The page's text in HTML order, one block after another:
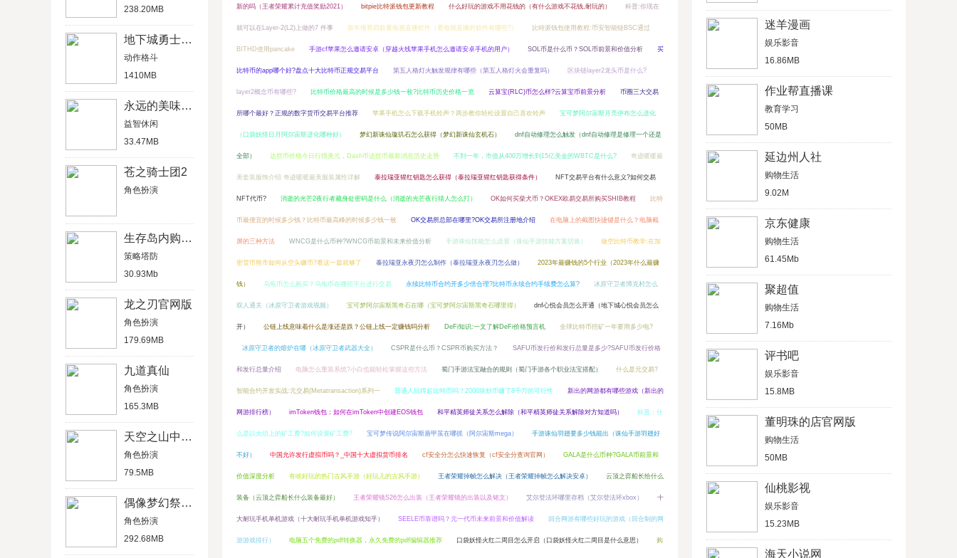
238.20MB
地下城勇士官网版
动作格斗
1410MB
永远的美味星球4破解版
益智休闲
33.47MB
苍之骑士团2
角色扮演
生存岛内购破解版
策略塔防
30.93Mb
龙之刃官网版
角色扮演
179.69MB
九道真仙
角色扮演
165.3MB
天空之山中文破解版
角色扮演
79.5MB
偶像梦幻祭2官方版
角色扮演
292.68MB
新的吗（王者荣耀累计充值奖励2021） bitpie比特派钱包更新教程 什么好玩的游戏不用花钱的（有什么游戏不花钱,耐玩的） 科普:你现在
就可以在Layer-2(L2)上做的7 件事 新年推荐四款看电视直播软件（看电视直播的软件有哪些?） 比特派钱包使用教程:币安智能链BSC通过
BITHD使用pancake 手游cf苹果怎么邀请安卓（穿越火线苹果手机怎么邀请安卓手机的用户） SOL币是什么币？SOL币前景和价值分析 买
比特币的app哪个好?盘点十大比特币正规交易平台 第五人格灯火触发规律有哪些（第五人格灯火会重复吗） 区块链layer2龙头币是什么?
layer2概念币有哪些? 比特币价格最高的时候是多少钱一枚?比特币历史价格一览 云算宝(RLC)币怎么样?云算宝币前景分析 币圈三大交易
所哪个最好？正规的数字货币交易平台推荐 苹果手机怎么下载手机铃声？两步教你轻松设置自己喜欢铃声 宝可梦阿尔宙斯月亮伊布怎么进化
（口袋妖怪日月阿尔宙斯进化哪种好） 梦幻新诛仙璇玑石怎么获得（梦幻新诛仙玄机石） dnf自动修理怎么触发（dnf自动修理是修理一个还是
全部） 达世币价格今日行情美元，Dash币达世币最新消息历史走势 不到一年，市值从400万增长到15亿美金的WBTC是什么? 奇迹暖暖最
美套装服饰介绍 奇迹暖暖最美服装属性详解 泰拉瑞亚猩红钥匙怎么获得（泰拉瑞亚猩红钥匙获得条件） NFT交易平台有什么意义?如何交易
NFT代币? 消逝的光芒2夜行者藏身处密码是什么（消逝的光芒夜行猎人怎么打） OK如何买柴犬币？OKEX欧易交易所购买SHIB教程 比特
币最便宜的时候多少钱？比特币最高峰的时候多少钱一枚 OK交易所总部在哪里?OK交易所注册地介绍 在电脑上的截图快捷键是什么？电脑截
屏的三种方法 WNCG是什么币种?WNCG币前景和未来价值分析 手游诛仙技能怎么设置（诛仙手游技能方案切换） 做空比特币教学:在加
密货币熊市如何从空头赚币?看这一篇就够了 泰拉瑞亚永夜刃怎么制作（泰拉瑞亚永夜刃怎么做） 2023年最赚钱的5个行业（2023年什么最赚
钱） 乌龟币怎么购买？乌龟币在哪些平台进行交易 永续比特币合约开多少倍合理?比特币永续合约手续费怎么算? 冰原守卫者博克村怎么
双人通关（冰原守卫者游戏视频） 宝可梦阿尔宙斯黑奇石在哪（宝可梦阿尔宙斯黑奇石哪里得） dnf心悦会员怎么开通（地下城心悦会员怎么
开） 公链上线意味着什么是涨还是跌？公链上线一定赚钱吗分析 DeFi知识:一文了解DeFi价格预言机 全球比特币挖矿一年要用多少电?
冰原守卫者的熔炉在哪（冰原守卫者武器大全） CSPR是什么币？CSPR币购买方法？ SAFU币发行价和发行总量是多少?SAFU币发行价格
和发行总量介绍 电脑怎么重装系统?小白也能轻松掌握这些方法 蜀门手游法宝融合的规则（蜀门手游各个职业法宝搭配） 什么是元交易?
智能合约开发实战:元交易(Metatransaction)系列一 普通人玩得起比特币吗？2000块炒币赚了8千万的可行性 新出的网游都有哪些游戏（新出的
网游排行榜） imToken钱包：如何在imToken中创建EOS钱包 和平精英师徒关系怎么解除（和平精英师徒关系解除对方知道吗） 科普：什
么是以太坊上的矿工费?如何设置矿工费? 宝可梦传说阿尔宙斯盾甲茧在哪抓（阿尔宙斯mega） 手游诛仙羽翅要多少钱能出（诛仙手游羽翅好
不好） 中国允许发行虚拟币吗？_中国十大虚拟货币排名 cf安全分怎么快速恢复（cf安全分查询官网） GALA是什么币种?GALA币前景和
价值深度分析 有啥好玩的热门古风手游（好玩儿的古风手游） 王者荣耀掉帧怎么解决（王者荣耀掉帧怎么解决安卓） 云顶之弈船长给什么
装备（云顶之弈船长什么装备最好） 王者荣耀镜S26怎么出装（王者荣耀镜的出装以及铭文） 艾尔登法环哪里存档（艾尔登法环xbox） 十
大耐玩手机单机游戏（十大耐玩手机单机游戏知乎） SEELE币靠谱吗？元一代币未来前景和价值解读 回合网游有哪些好玩的游戏（回合制的网
游游戏排行） 电脑五个免费的pdf转换器，永久免费的pdf编辑器推荐 口袋妖怪火红二周目怎么开启（口袋妖怪火红二周目是什么意思） 购
迷羊漫画
娱乐影音
16.86MB
作业帮直播课
教育学习
50MB
延边州人社
购物生活
9.02M
京东健康
购物生活
61.45Mb
聚超值
购物生活
7.16Mb
评书吧
娱乐影音
15.8MB
董明珠的店官网版
购物生活
50MB
仙桃影视
娱乐影音
15.23MB
海天小说网